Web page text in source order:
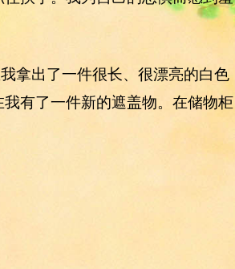
拿出了一件很长、很漂亮的白色
有了一件新的遮盖物。在储物柜